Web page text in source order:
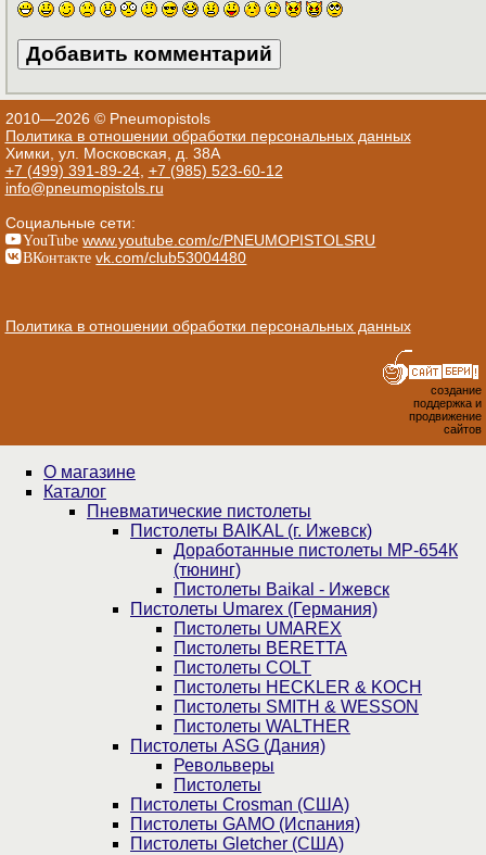
2010—2026 © Pneumopistols
Политика в отношении обработки персональных данных
Химки, ул. Московская, д. 38А
+7 (499) 391-89-24, +7 (985) 523-60-12
info@pneumopistols.ru
Социальные сети:
YouTube www.youtube.com/c/PNEUMOPISTOLSRU
ВКонтакте vk.com/club53004480
Политика в отношении обработки персональных данных
создание
поддержка и
продвижение
сайтов
О магазине
Каталог
Пнев­ма­ти­чес­кие пистолеты
Пистолеты BAIKAL (г. Ижевск)
Доработанные пистолеты МР-654К
(тюнинг)
Пистолеты Baikal - Ижевск
Пистолеты Umarex (Германия)
Пистолеты UMAREX
Пистолеты BERETTA
Пистолеты COLT
Пистолеты HECKLER & KOCH
Пистолеты SMITH & WESSON
Пистолеты WALTHER
Пистолеты ASG (Дания)
Револьверы
Пистолеты
Пистолеты Crosman (США)
Пистолеты GAMO (Испания)
Пистолеты Gletcher (США)